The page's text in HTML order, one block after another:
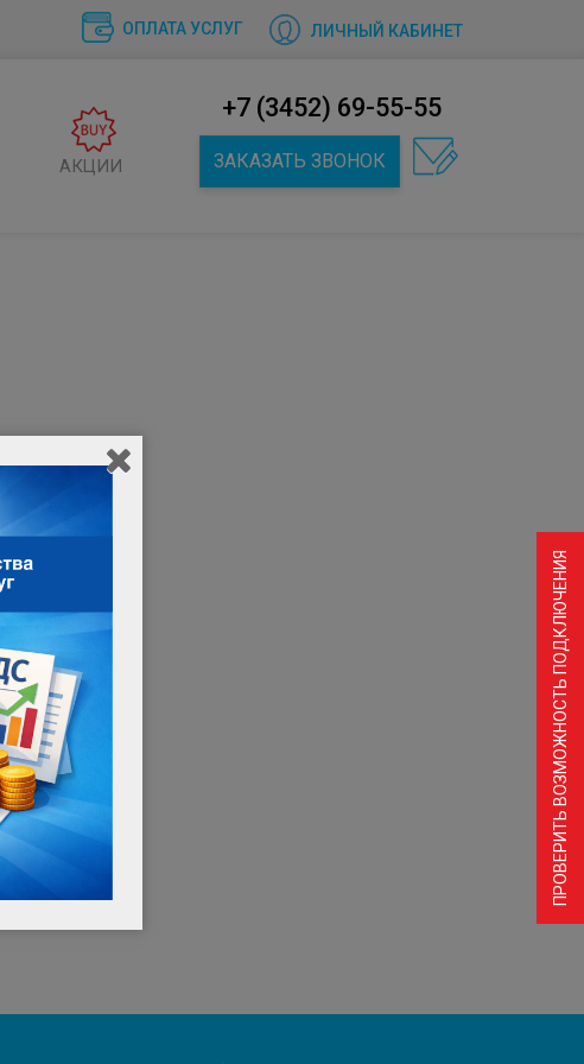
ОПЛАТА УСЛУГ ЛИЧНЫЙ КАБИНЕТ
+7 (3452) 69-55-55
ЗАКАЗАТЬ ЗВОНОК
АКЦИИ
ПРОВЕРИТЬ ВОЗМОЖНОСТЬ ПОДКЛЮЧЕНИЯ